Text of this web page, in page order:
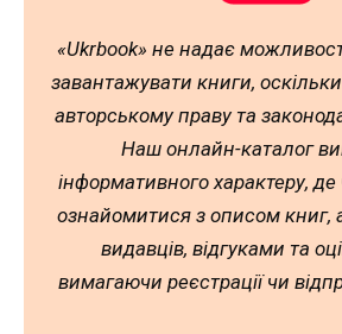
«Ukrbook» не надає
завантажувати книги,
авторському праву та
Наш онлайн-каталог
інформативного характеру,
ознайомитися з описом книг,
видавців, відгуками та
вимагаючи реєстрації чи